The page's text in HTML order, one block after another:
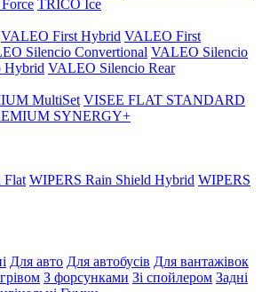
TRICO Ice
VALEO First Hybrid VALEO First
Silencio Convertional VALEO Silencio
Hybrid VALEO Silencio Rear
MultiSet VISEE FLAT STANDARD
SYNERGY+
Flat WIPERS Rain Shield Hybrid WIPERS
Для авто Для автобусів Для вантажівок
З форсунками Зі спойлером Задні